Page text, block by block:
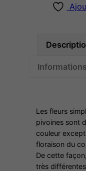
Les fleurs
pivoines sont
couleur
floraison du
De cette
très